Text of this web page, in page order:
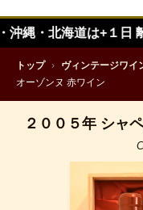
は+１日 離島などは
トップ › ヴィンテージワイ
オーゾンヌ 赤ワイン
２００５年 シャ